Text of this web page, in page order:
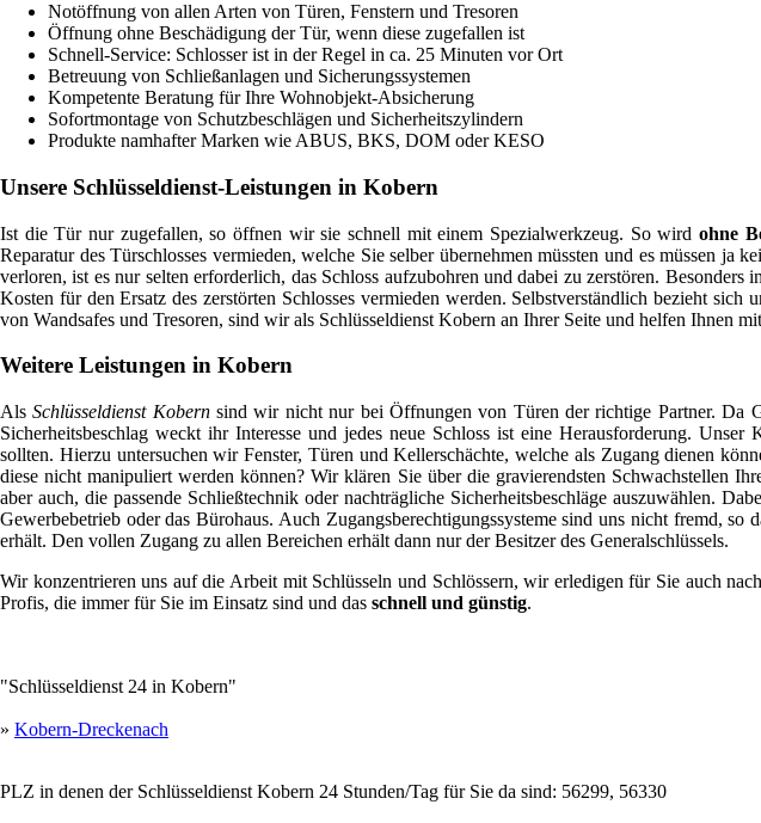
Notöffnung von allen Arten von Türen, Fenstern und Tresoren
Öffnung ohne Beschädigung der Tür, wenn diese zugefallen ist
Schnell-Service: Schlosser ist in der Regel in ca. 25 Minuten vor Ort
Betreuung von Schließanlagen und Sicherungssystemen
Kompetente Beratung für Ihre Wohnobjekt-Absicherung
Sofortmontage von Schutzbeschlägen und Sicherheitszylindern
Produkte namhafter Marken wie ABUS, BKS, DOM oder KESO
Unsere Schlüsseldienst-Leistungen in Kobern
Ist die Tür nur zugefallen, so öffnen wir sie schnell mit einem Spezialwerkzeug. So wird ohne
Reparatur des Türschlosses vermieden, welche Sie selber übernehmen müssten und es müssen
verloren, ist es nur selten erforderlich, das Schloss aufzubohren und dabei zu zerstören.
Kosten für den Ersatz des zerstörten Schlosses vermieden werden. Selbstverständlich bezieht
von Wandsafes und Tresoren, sind wir als Schlüsseldienst Kobern an Ihrer Seite und helfen Ihnen
Weitere Leistungen in Kobern
AlsSchlüsseldienst Kobernsind wir nicht nur bei Öffnungen von Türen der richtige Partner. Da
Sicherheitsbeschlag weckt ihr Interesse und jedes neue Schloss ist eine Herausforderung.
sollten. Hierzu untersuchen wir Fenster, Türen und Kellerschächte, welche als Zugang dienen
diese nicht manipuliert werden können? Wir klären Sie über die gravierendsten Schwachstellen
aber auch, die passende Schließtechnik oder nachträgliche Sicherheitsbeschläge auszuwählen.
Gewerbebetrieb oder das Bürohaus. Auch Zugangsberechtigungssysteme sind uns nicht fremd,
erhält. Den vollen Zugang zu allen Bereichen erhält dann nur der Besitzer des Generalschlüssels.
Wir konzentrieren uns auf die Arbeit mit Schlüsseln und Schlössern, wir erledigen für Sie auch
Profis, die immer für Sie im Einsatz sind und das schnell und günstig.
"Schlüsseldienst 24 in Kobern"
» Kobern-Dreckenach
PLZ in denen der Schlüsseldienst Kobern 24 Stunden/Tag für Sie da sind: 56299, 56330